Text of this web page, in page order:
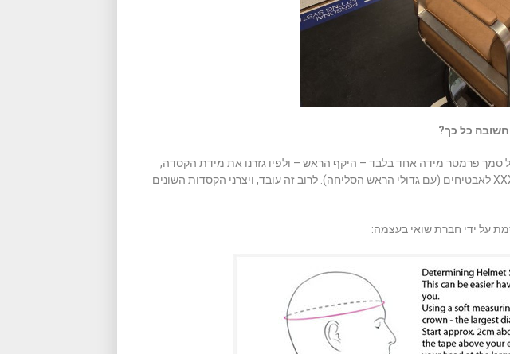
כל כך?
סמך פרמטר מידה אחד בלבד – היקף הראש – ולפיו גזרנו את מידת הקסדה,
לרוב ממידות XXS לילדים ועד XXXL לאבטיחים (עם גדולי הראש הסליחה). לרוב זה עובד, ויצרני הקסדות השונים
על ידי חברת שואי בעצמה: